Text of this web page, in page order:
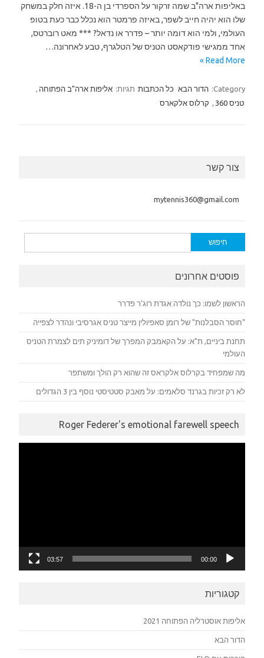
באליפות ארה"ב שמה זרקור על הספרדי בן ה-18. איזה חלק במשחק
שלו הוא יהיה חייב לשפר, באיזה פרמטר הוא נכלל כבר כעת בטופ
העולמי, ולמי הוא דומה יותר – פדרר או נדאל? *** מאט רוברטס,
אחד ממגישי פודקאסט הטניס של הטלגרף, טבע לאחרונה…
Read More »
Category: הדור הבא כל הכתבות תגיות: אליפות ארה"ב הפתוחה
טניס 360
קרלוס אלקארס
צור קשר
mytennis360@gmail.com
חיפוש:
פוסטים אחרונים
הראשון לשמו: כך נולדה אגדת רוג'ר פדרר
"חוסר הסבלנות" של רומן סאפיולין מייצר טניס אגרסיבי ונהדר לצפייה
תחנת ביניים, ת"א: על הקאמבק המפרך של דומיניק תים לצמרת הטניס
העולמי
מה שמפחיד בקרלוס אלקראס זה שהוא רק הולך ומשתפר
לא רק זכיות בגרנד סלאמים: על מאבק סטטיסטי נוסף בין 3 הגדולים
Roger Federer's emotional farewell speech
00:00
03:57
קטגוריות
אליפות אוסטרליה הפתוחה 2021
הדור הבא